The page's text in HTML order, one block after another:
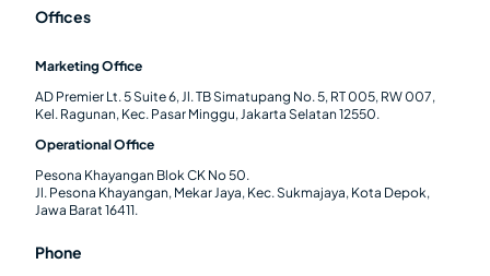
Offices
Marketing Office
AD Premier Lt. 5 Suite 6, Jl. TB Simatupang No. 5, RT 005, RW 007,
Kel. Ragunan, Kec. Pasar Minggu, Jakarta Selatan 12550.
Operational Office
Pesona Khayangan Blok CK No 50.
Jl. Pesona Khayangan, Mekar Jaya, Kec. Sukmajaya, Kota Depok,
Jawa Barat 16411.
Phone